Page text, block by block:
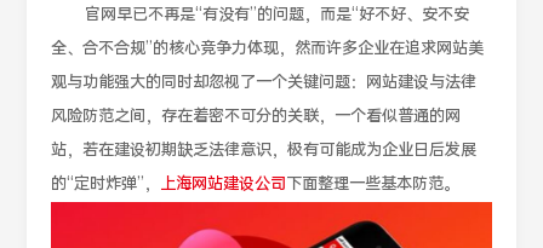
官网早已不再是“有没有”的问题，而是“好不好、安不安
全、合不合规”的核心竞争力体现，然而许多企业在追求网站美
观与功能强大的同时却忽视了一个关键问题：网站建设与法律
风险防范之间，存在着密不可分的关联，一个看似普通的网
站，若在建设初期缺乏法律意识，极有可能成为企业日后发展
的“定时炸弹”， 上海网站建设公司下面整理一些基本防范。